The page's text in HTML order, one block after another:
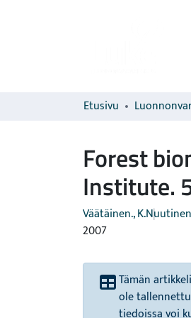
Etusivu
Forest
Institute.
Väätäinen., K.
2007
Tämän
ole tallennettu
tiedoissa voi